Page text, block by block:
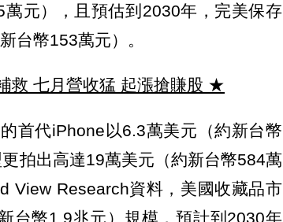
萬元），且預估到2030年，完美保存
台幣153萬元）。
救 七月營收猛 起漲搶賺股 ★
首代iPhone以6.3萬美元（約新台幣
拍出高達19萬美元（約新台幣584萬
View Research資料，美國收藏品市
台幣1.9兆元）規模，預計到2030年